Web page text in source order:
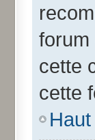
forum
cette
cette
Haut